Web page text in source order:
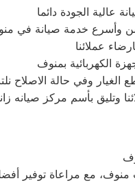
الجودة دائما
وأسرع خدمة صيانة في
عملائنا
الكهربائية بمنوف
وفي حالة الاصلاح
وتليق بأسم مركز صيانه